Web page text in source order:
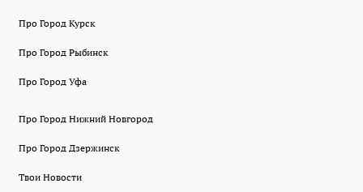
Про Город Курск
Про Город Рыбинск
Про Город Уфа
Про Город Нижний Новгород
Про Город Дзержинск
Твои Новости